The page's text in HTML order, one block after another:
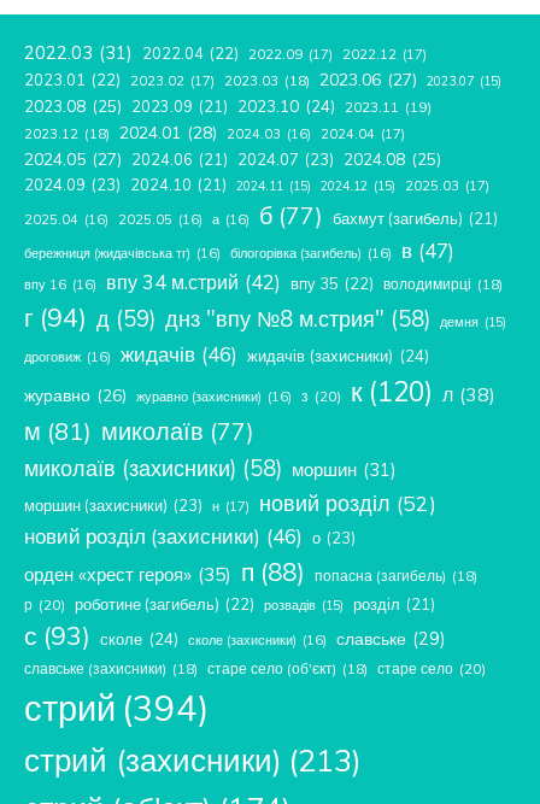
2022.03 (31) 2022.04 (22) 2022.09 (17) 2022.12 (17)
2023.01 (22) 2023.02 (17) 2023.03 (18) 2023.06 (27) 2023.07 (15)
2023.08 (25) 2023.09 (21) 2023.10 (24) 2023.11 (19)
2023.12 (18) 2024.01 (28) 2024.03 (16) 2024.04 (17)
2024.05 (27) 2024.06 (21) 2024.07 (23) 2024.08 (25)
2024.09 (23) 2024.10 (21) 2024.11 (15) 2024.12 (15) 2025.03 (17)
2025.04 (16) 2025.05 (16) а (16) б (77) бахмут (загибель) (21)
бережниця (жидачівська тг) (16) білогорівка (загибель) (16) в (47)
впу 16 (16) впу 34 м.стрий (42) впу 35 (22) володимирці (18)
г (94) д (59) днз "впу №8 м.стрия" (58) демня (15)
дроговиж (16) жидачів (46) жидачів (захисники) (24)
журавно (26) журавно (захисники) (16) з (20) к (120) л (38)
м (81) миколаїв (77)
миколаїв (захисники) (58) моршин (31)
моршин (захисники) (23) н (17) новий розділ (52)
новий розділ (захисники) (46) о (23)
орден «хрест героя» (35) п (88) попасна (загибель) (18)
р (20) роботине (загибель) (22) розвадів (15) розділ (21)
с (93) сколе (24) сколе (захисники) (16) славське (29)
славське (захисники) (18) старе село (об'єкт) (18) старе село (20)
стрий (394)
стрий (захисники) (213)